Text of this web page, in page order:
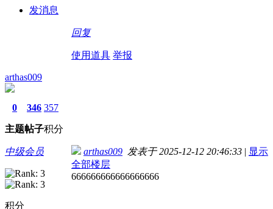
发消息
回复
使用道具 举报
arthas009
0
主题
346
帖子
357
积分
中级会员
积分
arthas009 发表于 2025-12-12 20:46:33 | 显示
全部楼层
666666666666666666